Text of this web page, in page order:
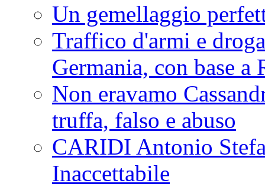
Un gemellaggio
Traffico d'armi e
Germania, con base a
Non eravamo
truffa, falso e abuso
CARIDI Antonio
Inaccettabile